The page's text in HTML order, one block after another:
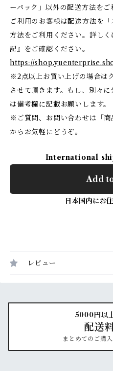
ーパック」以外の配送方法を
ご利用のお客様は配送方法を
方法をご利用ください。詳し
記』をご確認ください。
https://
※2点以上お買い上げの場合は
させて頂きます。もし、別々
は備考欄に記載お願いします。
※ご質問、お問い合わせは「
からお気軽にどうぞ。
International
Add
日本国内にお
レビュー
5000円以
配送
まとめてのご購